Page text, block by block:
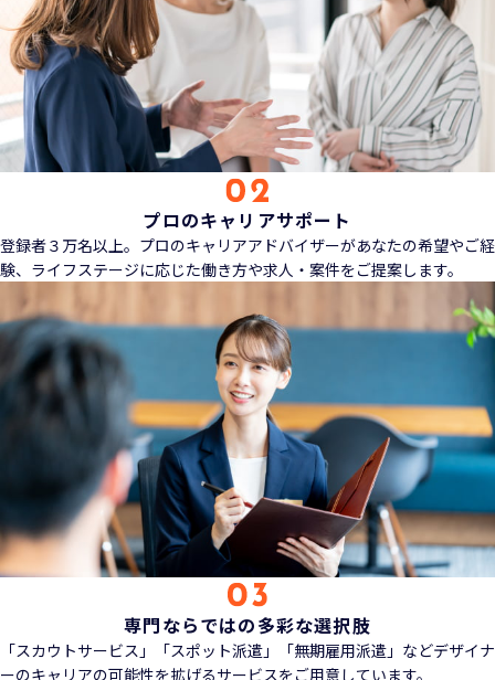
プロのキャリアサポート
登録者３万名以上。プロのキャリアアドバイザーがあなたの希望やご経
験、ライフステージに応じた働き方や求人・案件をご提案します。
専門ならではの多彩な選択肢
「スカウトサービス」「スポット派遣」「無期雇用派遣」などデザイナ
ーのキャリアの可能性を拡げるサービスをご用意しています。